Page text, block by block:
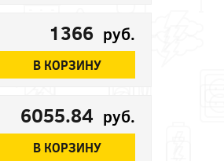
1366 руб.
В КОРЗИНУ
6055.84 руб.
В КОРЗИНУ